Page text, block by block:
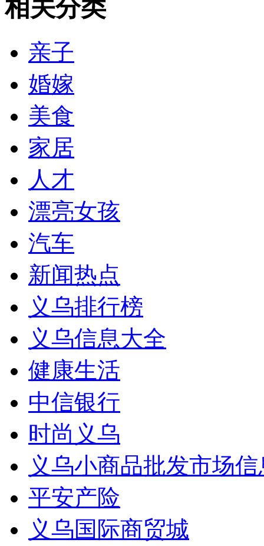
相关分类
亲子
婚嫁
美食
家居
人才
漂亮女孩
汽车
新闻热点
义乌排行榜
义乌信息大全
健康生活
中信银行
时尚义乌
义乌小商品批发市场
平安产险
义乌国际商贸城